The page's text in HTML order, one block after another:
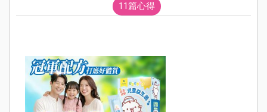
11篇心得